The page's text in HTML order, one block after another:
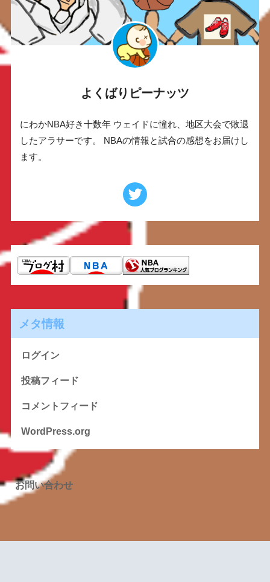
よくばりピーナッツ
にわかNBA好き十数年 ウェイドに憧れ、地区大会で敗退
したアラサーです。 NBAの情報と試合の感想をお届けし
ます。
メタ情報
ログイン
投稿フィード
コメントフィード
WordPress.org
お問い合わせ